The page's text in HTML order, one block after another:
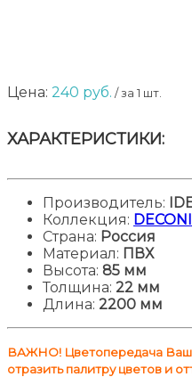
Цена: 240 руб. / за 1 шт.
ХАРАКТЕРИСТИКИ:
Производитель:
Коллекция:
Страна: Россия
Материал: ПВХ
Высота: 85 мм
Толщина: 22 мм
Длина: 2200 мм
ВАЖНО! Цветопередача
отразить палитру цветов и